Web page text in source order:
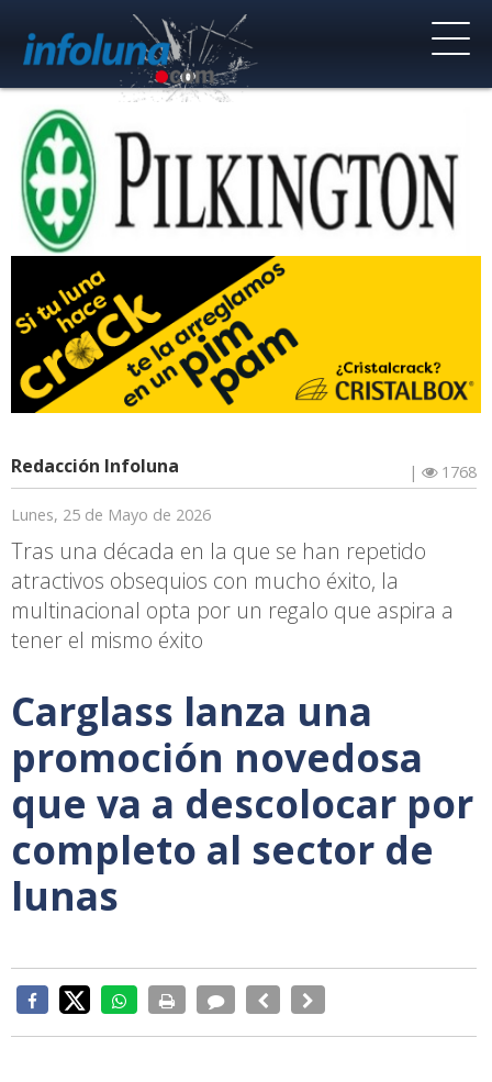
Redacción Infoluna | 1768
Lunes, 25 de Mayo de 2026
Tras una década en la que se han repetido
atractivos obsequios con mucho éxito, la
multinacional opta por un regalo que aspira a
tener el mismo éxito
Carglass lanza una
promoción novedosa
que va a descolocar por
completo al sector de
lunas